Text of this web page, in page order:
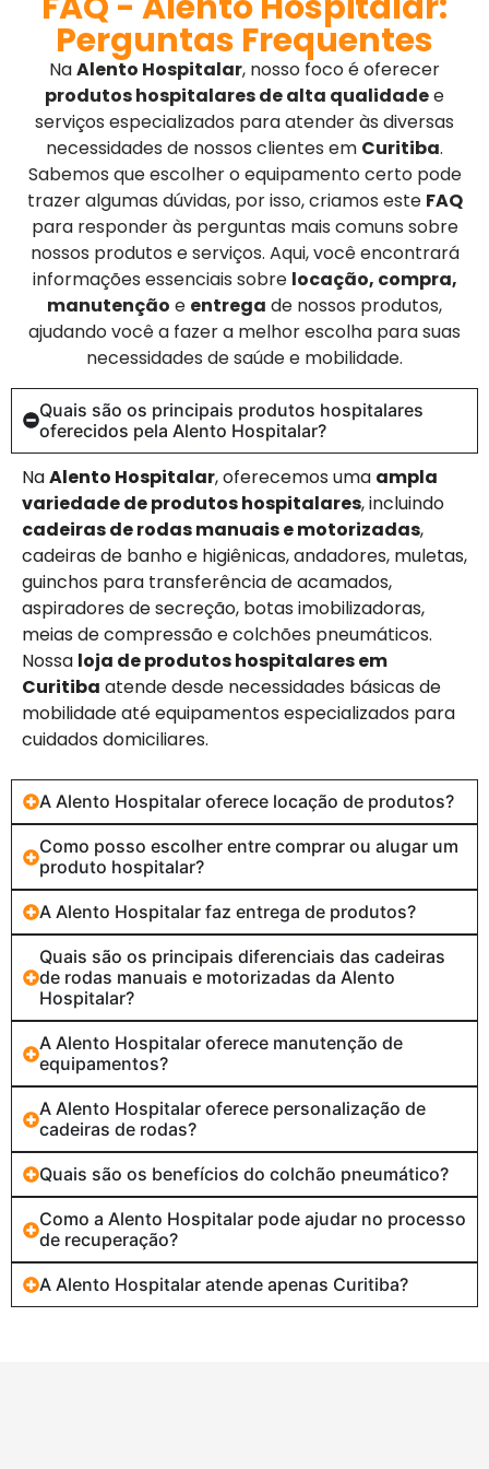
Perguntas Frequentes
NaAlento Hospitalar, nosso foco é oferecer
produtos hospitalares de alta qualidadee
serviços especializados para atender às diversas
necessidades de nossos clientes em Curitiba.
Sabemos que escolher o equipamento certo pode
trazer algumas dúvidas, por isso, criamos este FAQ
para responder às perguntas mais comuns sobre
nossos produtos e serviços. Aqui, você encontrará
informações essenciais sobre locação, compra,
manutenção e entrega de nossos produtos,
ajudando você a fazer a melhor escolha para suas
necessidades de saúde e mobilidade.
Quais são os principais produtos hospitalares
oferecidos pela Alento Hospitalar?
NaAlento Hospitalar, oferecemos uma ampla
variedade de produtos hospitalares, incluindo
cadeiras de rodas manuais e motorizadas,
cadeiras de banho e higiênicas, andadores, muletas,
guinchos para transferência de acamados,
aspiradores de secreção, botas imobilizadoras,
meias de compressão e colchões pneumáticos.
Nossa loja de produtos hospitalares em
Curitiba atende desde necessidades básicas de
mobilidade até equipamentos especializados para
cuidados domiciliares.
A Alento Hospitalar oferece locação de produtos?
Como posso escolher entre comprar ou alugar um
produto hospitalar?
A Alento Hospitalar faz entrega de produtos?
Quais são os principais diferenciais das cadeiras
de rodas manuais e motorizadas da Alento
Hospitalar?
A Alento Hospitalar oferece manutenção de
equipamentos?
A Alento Hospitalar oferece personalização de
cadeiras de rodas?
Quais são os benefícios do colchão pneumático?
Como a Alento Hospitalar pode ajudar no processo
de recuperação?
A Alento Hospitalar atende apenas Curitiba?